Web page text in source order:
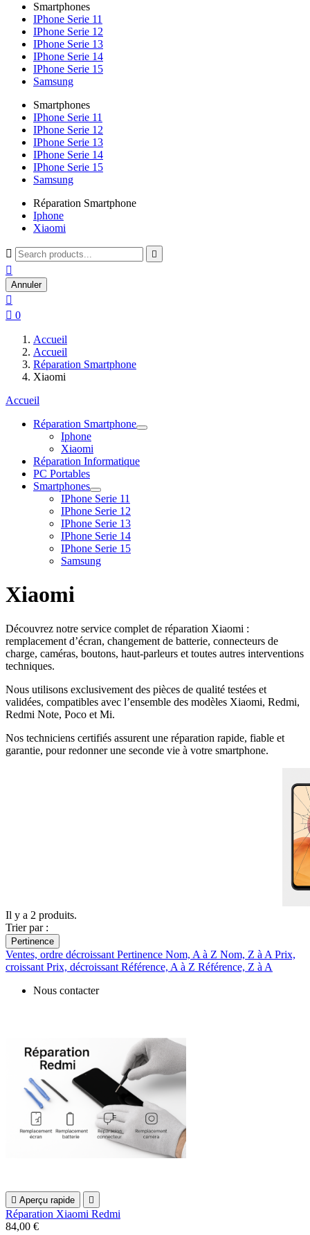
Smartphones
IPhone Serie 11
IPhone Serie 12
IPhone Serie 13
IPhone Serie 14
IPhone Serie 15
Samsung
Smartphones
IPhone Serie 11
IPhone Serie 12
IPhone Serie 13
IPhone Serie 14
IPhone Serie 15
Samsung
Réparation Smartphone
Iphone
Xiaomi
 

Annuler

 0
Accueil
Accueil
Réparation Smartphone
Xiaomi
Accueil
Réparation Smartphone
Iphone
Xiaomi
Réparation Informatique
PC Portables
Smartphones
IPhone Serie 11
IPhone Serie 12
IPhone Serie 13
IPhone Serie 14
IPhone Serie 15
Samsung
Xiaomi
Découvrez notre service complet de réparation Xiaomi :
remplacement d’écran, changement de batterie, connecteurs de
charge, caméras, boutons, haut‑parleurs et toutes autres interventions
techniques.
Nous utilisons exclusivement des pièces de qualité testées et
validées, compatibles avec l’ensemble des modèles Xiaomi, Redmi,
Redmi Note, Poco et Mi.
Nos techniciens certifiés assurent une réparation rapide, fiable et
garantie, pour redonner une seconde vie à votre smartphone.
Il y a 2 produits.
Trier par :
Pertinence
Ventes, ordre décroissant Pertinence Nom, A à Z Nom, Z à A Prix,
croissant Prix, décroissant Référence, A à Z Référence, Z à A
Nous contacter
 Aperçu rapide 
Réparation Xiaomi Redmi
84,00 €